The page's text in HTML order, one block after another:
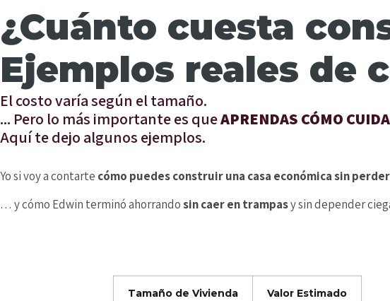
¿Cuánto cuesta
Ejemplos reales de
El costo varía según el tamaño.
... Pero lo más importante es queAPRENDAS CÓMO
Aquí te dejo algunos ejemplos.
Yo si voy a contarte cómo puedes construir una casa económica sin
… y cómo Edwin terminó ahorrandosin caer en trampasy sin depender
Tamaño de Vivienda Valor Estimado